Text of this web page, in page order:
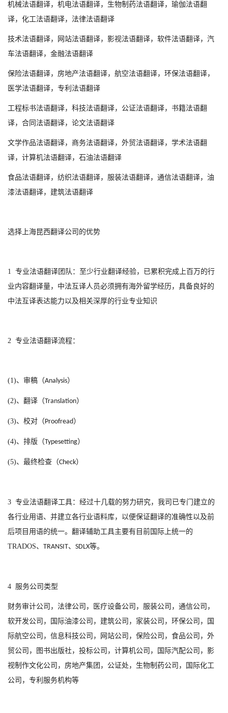
机械法语翻译，机电法语翻译，生物制药法语翻译，瑜伽 法语翻
译，化工法语翻译，法律法语翻译
技术法语翻译，网站法语翻译，影视法语翻译，软件法语翻译，汽
车法语翻译，金融法语翻译
保险法语翻译，房地产法语翻译，航空法语翻译，环保法语翻译，
医学法语翻译，专利 法语翻译
工程标书法语翻译，科技法语翻译，公证法语翻译，书籍法语翻
译，合同 法语翻译，论文法语翻译
文学作品法语翻译，商务法语翻译，外贸法语翻译，学术法语翻
译，计算机法语翻译，石油法语翻译
食品法语翻译，纺织法语翻译，服装法语翻译，通信法语翻译，油
漆法语翻译，建筑法语翻译
选择上海昆西翻译公司的优势
1 专业法语翻译团队：至少行业翻译经验，已累积完成上百万的行
业内容翻译量，中法互译人员必须拥有海外留学经历，具备良好的
中法互译表达能力以及相关深厚的行业专业知识
2 专业法语翻译流程：
(1)、审稿（Analysis）
(2)、翻译（Translation）
(3)、校对（Proofread）
(4)、排版（Typesetting）
(5)、最终检查（Check）
3 专业法语翻译工具：经过十几载的努力研究，我司已专门建立的
各行业用语、并建立各行业语料库，以便保证翻译的准确性以及前
后项目用语的统一。翻译辅助工具主要有目前国际上统一的
TRADOS、 TRANSIT、 SDLX等。
4 服务公司类型
财务审计公司，法律公司，医疗设备公司，服装公司，通信公司，
软开发公司，国际油漆公司，建筑公司，家装公司，环保公司，国
际航空公司，信息科技公司，网站公司，保险公司，食品公司，外
贸公司，图书出版社，投标公司，计算机公司，国际汽配公司，影
视制作文化公司，房地产集团，公证处，生物制药公司，国际化工
公司，专利服务机构等